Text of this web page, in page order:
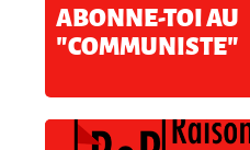
ABONNE-TOI AU
"COMMUNISTE"